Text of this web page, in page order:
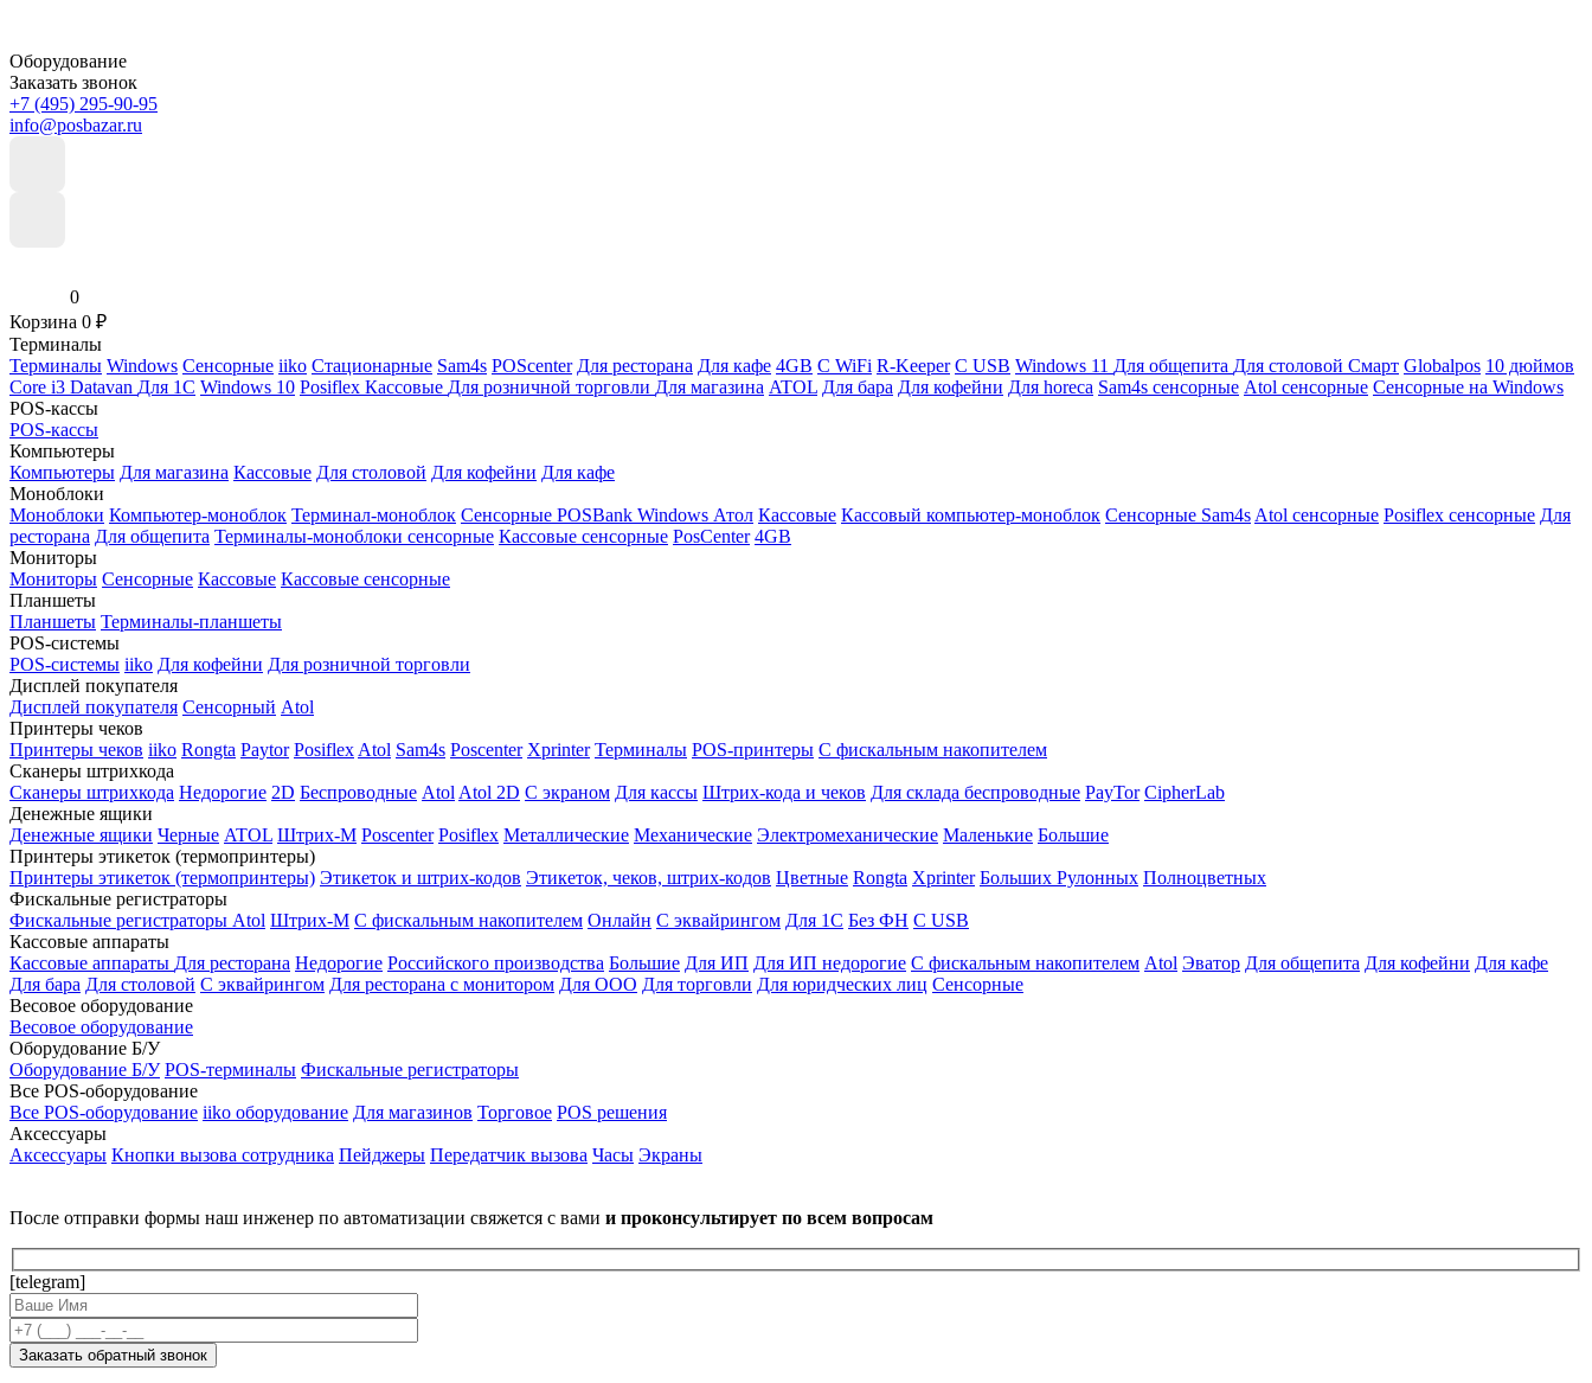
Оборудование
Заказать звонок
+7 (495) 295-90-95
info@posbazar.ru
0
Корзина 0 ₽
Терминалы
Терминалы Windows Сенсорные iiko Стационарные Sam4s POScenter Для ресторана Для кафе 4GB С WiFi R-Keeper С USB Windows 11 Для общепита Для столовой Смарт Globalpos 10 дюймов
Core i3 Datavan Для 1С Windows 10 Posiflex Кассовые Для розничной торговли Для магазина ATOL Для бара Для кофейни Для horeca Sam4s сенсорные Atol сенсорные Сенсорные на Windows
POS-кассы
POS-кассы
Компьютеры
Компьютеры Для магазина Кассовые Для столовой Для кофейни Для кафе
Моноблоки
Моноблоки Компьютер-моноблок Терминал-моноблок Сенсорные POSBank Windows Атол Кассовые Кассовый компьютер-моноблок Сенсорные Sam4s Atol сенсорные Posiflex сенсорные Для
ресторана Для общепита Терминалы-моноблоки сенсорные Кассовые сенсорные PosCenter 4GB
Мониторы
Мониторы Сенсорные Кассовые Кассовые сенсорные
Планшеты
Планшеты Терминалы-планшеты
POS-системы
POS-системы iiko Для кофейни Для розничной торговли
Дисплей покупателя
Дисплей покупателя Сенсорный Atol
Принтеры чеков
Принтеры чеков iiko Rongta Paytor Posiflex Atol Sam4s Poscenter Xprinter Терминалы POS-принтеры С фискальным накопителем
Сканеры штрихкода
Сканеры штрихкода Недорогие 2D Беспроводные Atol Atol 2D С экраном Для кассы Штрих-кода и чеков Для склада беспроводные PayTor CipherLab
Денежные ящики
Денежные ящики Черные ATOL Штрих-М Poscenter Posiflex Металлические Механические Электромеханические Маленькие Большие
Принтеры этикеток (термопринтеры)
Принтеры этикеток (термопринтеры) Этикеток и штрих-кодов Этикеток, чеков, штрих-кодов Цветные Rongta Xprinter Больших Рулонных Полноцветных
Фискальные регистраторы
Фискальные регистраторы Atol Штрих-М С фискальным накопителем Онлайн С эквайрингом Для 1С Без ФН С USB
Кассовые аппараты
Кассовые аппараты Для ресторана Недорогие Российского производства Большие Для ИП Для ИП недорогие С фискальным накопителем Atol Эватор Для общепита Для кофейни Для кафе
Для бара Для столовой С эквайрингом Для ресторана с монитором Для ООО Для торговли Для юридческих лиц Сенсорные
Весовое оборудование
Весовое оборудование
Оборудование Б/У
Оборудование Б/У POS-терминалы Фискальные регистраторы
Все POS-оборудование
Все POS-оборудование iiko оборудование Для магазинов Торговое POS решения
Аксессуары
Аксессуары Кнопки вызова сотрудника Пейджеры Передатчик вызова Часы Экраны
После отправки формы наш инженер по автоматизации свяжется с вами и проконсультирует по всем вопросам
[telegram]